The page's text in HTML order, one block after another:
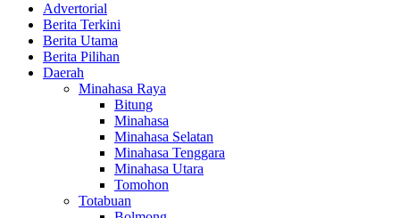
Advertorial
Berita Terkini
Berita Utama
Berita Pilihan
Daerah
Minahasa Raya
Bitung
Minahasa
Minahasa Selatan
Minahasa Tenggara
Minahasa Utara
Tomohon
Totabuan